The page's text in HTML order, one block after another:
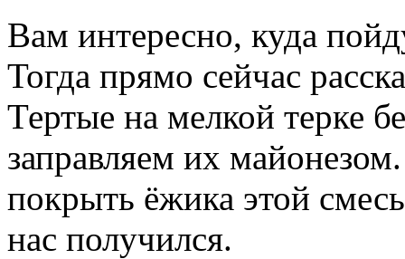
Вам интересно, куда
Тогда прямо сейчас
Тертые на мелкой терке
заправляем их
покрыть ёжика этой
нас получился.